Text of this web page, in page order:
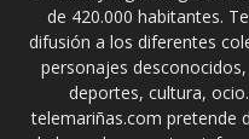
de 420.000 habitantes.
difusión a los diferentes
personajes
deportes, cultura,
telemariñas.com pretende